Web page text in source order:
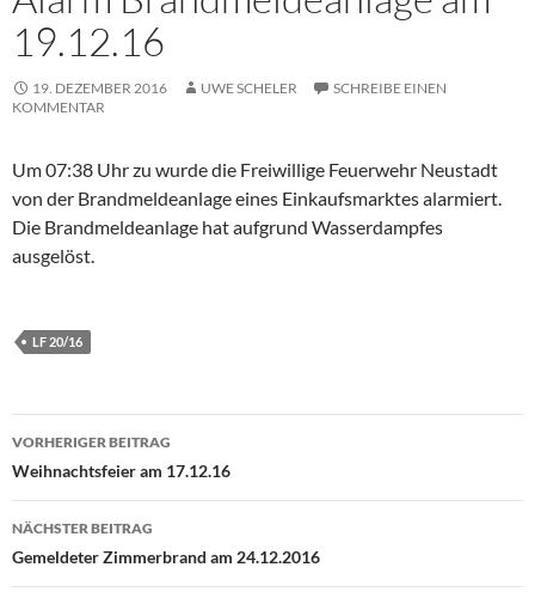
19.12.16
19. DEZEMBER 2016 UWE SCHELER
SCHREIBE EINEN
KOMMENTAR
Um 07:38 Uhr zu wurde die Freiwillige Feuerwehr Neustadt
von der Brandmeldeanlage eines Einkaufsmarktes alarmiert.
Die Brandmeldeanlage hat aufgrund Wasserdampfes
ausgelöst.
LF 20/16
Beitragsnavigation
VORHERIGER BEITRAG
Weihnachtsfeier am 17.12.16
NÄCHSTER BEITRAG
Gemeldeter Zimmerbrand am 24.12.2016